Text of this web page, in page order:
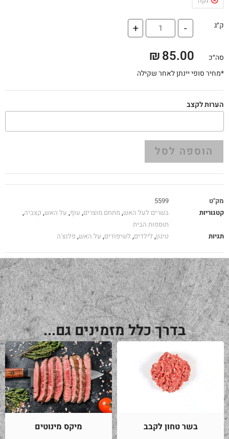
ק״ג -
+
סה״כ 85.00
₪
*מחיר סופי יינתן לאחר שקילה
הערות לקצב
הוספה לסל
מק"ט
5599
קטגוריות
בשרים לעל האש,מתחם מוצרים, עוף, על האש, קצביה,
תוספות הבית
תגיות
טיגון, לילדים, לשיפודים, על האש, פלנצ'ה
בדרך כלל מזמינים גם...
בשר טחון לקבב מיקס מינוטים